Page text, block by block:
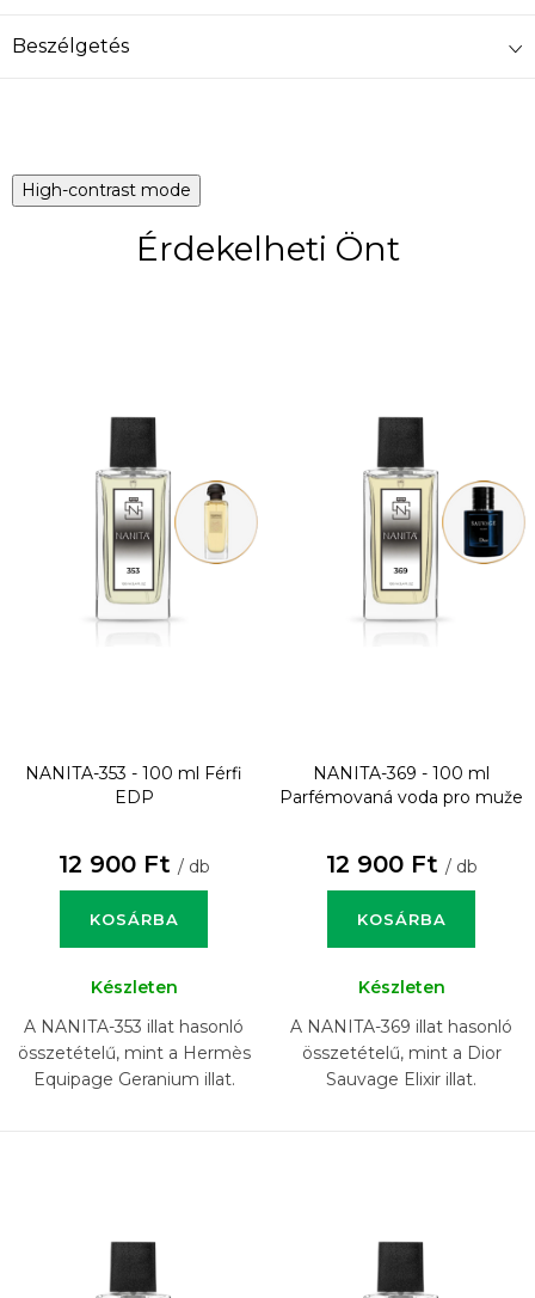
Beszélgetés
High-contrast mode
Érdekelheti Önt
NANITA-353 - 100 ml
Férfi
EDP
12 900 Ft / db
KOSÁRBA
Készleten
A NANITA-353 illat hasonló
összetételű, mint a Hermès
Equipage Geranium illat.
NANITA-369 - 100 ml
Parfémovaná voda pro muže
12 900 Ft / db
KOSÁRBA
Készleten
A NANITA-369 illat hasonló
összetételű, mint a Dior
Sauvage Elixir illat.